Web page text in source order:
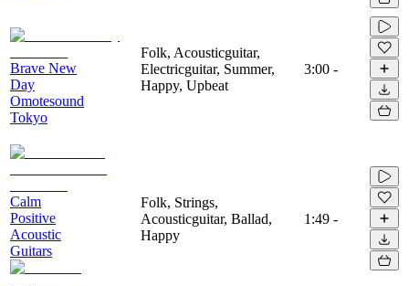
Brave New
Day
Omotesound
Tokyo
Folk, Acousticguitar,
Electricguitar, Summer,
Happy, Upbeat
3:00 -
Calm
Positive
Acoustic
Guitars
Folk, Strings,
Acousticguitar, Ballad,
Happy
1:49 -